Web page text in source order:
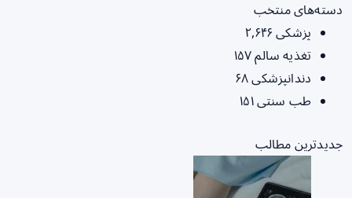
دسته‌های منتخب
پزشکی۲,۶۴۶
تغذیه سالم۱۵۷
دندانپزشکی۶۸
طب سنتی۱۵۱
جدیدترین مطالب